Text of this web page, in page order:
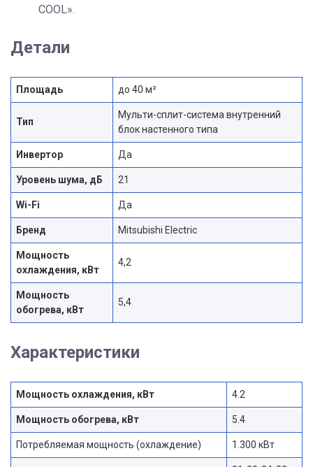
COOL».
Детали
Площадь до 40 м²
Тип
Мульти-сплит-система внутренний
блок настенного типа
Инвертор Да
Уровень шума, дБ 21
Wi-Fi Да
Бренд Mitsubishi Electric
Мощность
охлаждения, кВт
4,2
Мощность
обогрева, кВт
5,4
Характеристики
Мощность охлаждения, кВт 4.2
Мощность обогрева, кВт 5.4
Потребляемая мощность (охлаждение) 1.300 кВт